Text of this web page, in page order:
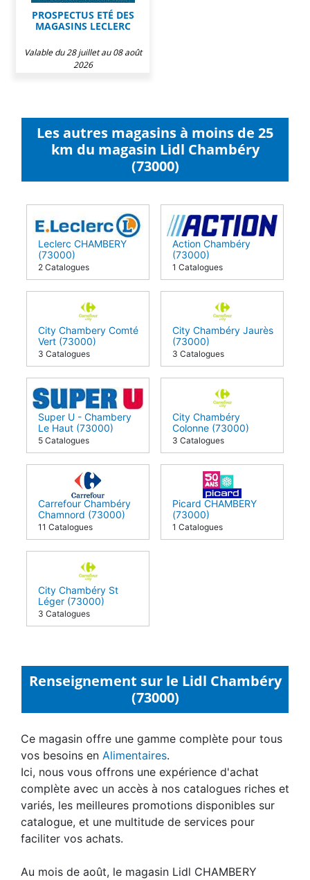
PROSPECTUS ETÉ DES
MAGASINS LECLERC
Valable du 28 juillet au 08 août
2026
Les autres magasins à moins de 25
km du magasin Lidl Chambéry
(73000)
Leclerc CHAMBERY
(73000)
2 Catalogues
Action Chambéry
(73000)
1 Catalogues
City Chambery Comté
Vert (73000)
3 Catalogues
City Chambéry Jaurès
(73000)
3 Catalogues
Super U - Chambery
Le Haut (73000)
5 Catalogues
City Chambéry
Colonne (73000)
3 Catalogues
Carrefour Chambéry
Chamnord (73000)
11 Catalogues
Picard CHAMBERY
(73000)
1 Catalogues
City Chambéry St
Léger (73000)
3 Catalogues
Renseignement sur le Lidl Chambéry
(73000)
Ce magasin offre une gamme complète pour tous
vos besoins en Alimentaires.
Ici, nous vous offrons une expérience d'achat
complète avec un accès à nos catalogues riches et
variés, les meilleures promotions disponibles sur
catalogue, et une multitude de services pour
faciliter vos achats.
Au mois de août, le magasin Lidl CHAMBERY